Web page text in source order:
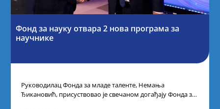
Фонд за науку отвара 2 нова програма за
научнике
Руководилац Фонда за младе таленте, Немања
Ђикановић, присуствовао је свечаном догађају Фонда за